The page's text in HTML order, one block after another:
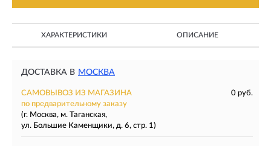
ХАРАКТЕРИСТИКИ ОПИСАНИЕ
ДОСТАВКА В МОСКВА
САМОВЫВОЗ ИЗ МАГАЗИНА
0 руб.
по предварительному заказу
(г. Москва, м. Таганская,
ул. Большие Каменщики, д. 6, стр. 1)